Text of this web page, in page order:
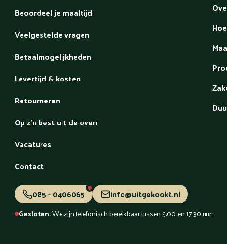
Beoordeel je maaltijd
Veelgestelde vragen
Betaalmogelijkheden
Levertijd & kosten
Retourneren
Op z'n best uit de oven
Vacatures
Contact
085 - 0406065 info@uitgekookt.nl
Gesloten.We zijn telefonisch bereikbaar tussen 9:00 en 17:30 uur.